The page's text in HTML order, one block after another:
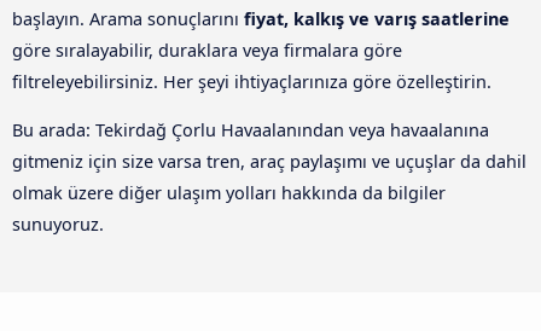
başlayın. Arama sonuçlarını fiyat, kalkış ve varış saatlerine
göre sıralayabilir, duraklara veya firmalara göre
filtreleyebilirsiniz. Her şeyi ihtiyaçlarınıza göre özelleştirin.
Bu arada: Tekirdağ Çorlu Havaalanından veya havaalanına
gitmeniz için size varsa tren, araç paylaşımı ve uçuşlar da dahil
olmak üzere diğer ulaşım yolları hakkında da bilgiler
sunuyoruz.